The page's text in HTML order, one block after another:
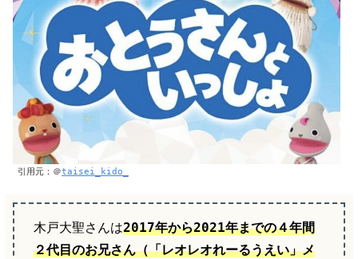
引用元：＠taisei_kido_
木戸大聖さんは2017年から2021年までの４年間
２代目のお兄さん（「レオレオれーるうえい」メ